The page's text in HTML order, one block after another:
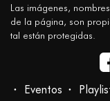
Las imágenes,
de la página, son
tal están protegidas.
Eventos